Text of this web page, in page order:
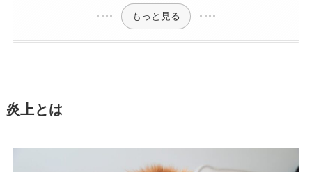
もっと見る
炎上とは